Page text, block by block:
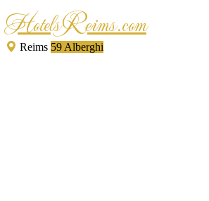
HotelsReims.com
Reims 59 Alberghi